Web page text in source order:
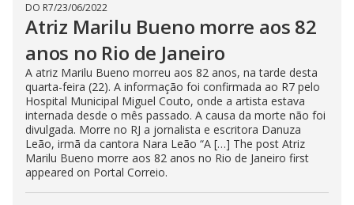
DO R7/23/06/2022
Atriz Marilu Bueno morre aos 82
anos no Rio de Janeiro
A atriz Marilu Bueno morreu aos 82 anos, na tarde desta
quarta-feira (22). A informação foi confirmada ao R7 pelo
Hospital Municipal Miguel Couto, onde a artista estava
internada desde o mês passado. A causa da morte não foi
divulgada. Morre no RJ a jornalista e escritora Danuza
Leão, irmã da cantora Nara Leão “A […] The post Atriz
Marilu Bueno morre aos 82 anos no Rio de Janeiro first
appeared on Portal Correio.